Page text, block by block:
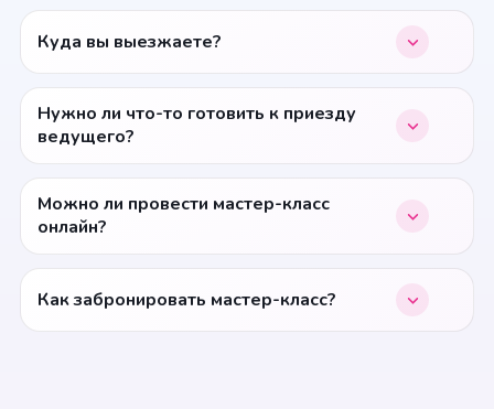
Куда вы выезжаете?
Нужно ли что-то готовить к приезду
ведущего?
Можно ли провести мастер-класс
онлайн?
Как забронировать мастер-класс?